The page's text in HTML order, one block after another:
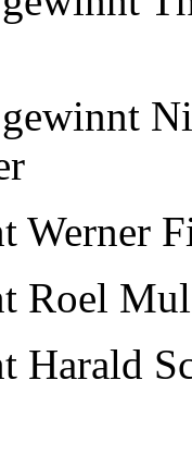
Werner
Roel
Harald